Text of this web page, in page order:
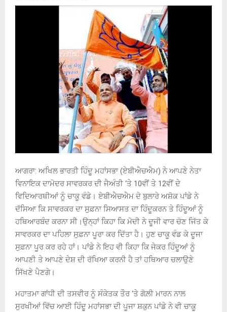
ਆਗਰਾ: ਅਖਿਲ ਭਾਰਤੀ ਹਿੰਦੂ ਮਹਾਂਸਭਾ (ਏਬੀਐਚਐਮ) ਨੇ ਆਪਣੇ ਨੇਤਾ
ਵਿਨਾਇਕ ਦਾਮੋਦਰ ਸਾਵਰਕਰ ਦੀ ਜੈਅੰਤੀ ‘ਤੇ 10ਵੀਂ ਤੇ 12ਵੀਂ ਦੇ
ਵਿਦਿਆਰਥੀਆਂ ਨੂੰ ਚਾਕੂ ਵੰਡੇ। ਏਬੀਐਚਐਮ ਦੇ ਬੁਲਾਰੇ ਅਸ਼ੋਕ ਪਾਂਡੇ ਨੇ
ਦੱਸਿਆ ਕਿ ਸਾਵਰਕਰ ਦਾ ਸੁਫ਼ਨਾ ਸਿਆਸਤ ਦਾ ਹਿੰਦੂਕਰਨ ਤੇ ਹਿੰਦੂਆਂ ਨੂੰ
ਹਥਿਆਰਬੰਦ ਕਰਨਾ ਸੀ।ਉਨ੍ਹਾਂ ਕਿਹਾ ਕਿ ਮੋਦੀ ਨੇ ਦੂਜੀ ਵਾਰ ਚੋਣ ਜਿੱਤ ਕੇ
ਸਾਵਰਕਰ ਦਾ ਪਹਿਲਾ ਸੁਫ਼ਨਾ ਪੂਰਾ ਕਰ ਦਿੱਤਾ ਹੈ। ਹੁਣ ਚਾਕੂ ਵੰਡ ਕੇ ਦੂਜਾ
ਸੁਫ਼ਨਾ ਪੂਰ ਕਰ ਰਹੇ ਹਾਂ। ਪਾਂਡੇ ਨੇ ਇਹ ਵੀ ਕਿਹਾ ਕਿ ਜੇਕਰ ਹਿੰਦੂਆਂ ਨੂੰ
ਆਪਣੀ ਤੇ ਆਪਣੇ ਦੇਸ਼ ਦੀ ਰੱਖਿਆ ਕਰਨੀ ਹੈ ਤਾਂ ਹਥਿਆਰ ਚਲਾਉਣੇ
ਸਿੱਖਣੇ ਪੈਣਗੇ।
ਮਹਾਤਮਾ ਗਾਂਧੀ ਦੀ ਤਸਵੀਰ ਨੂੰ ਸੰਕੇਤਕ ਤੌਰ ‘ਤੇ ਗੋਲ਼ੀ ਮਾਰਨ ਨਾਲ
ਸੁਰਖੀਆਂ ਵਿੱਚ ਆਈ ਹਿੰਦੂ ਮਹਾਂਸਭਾ ਦੀ ਪੂਜਾ ਸ਼ਕੁਨ ਪਾਂਡੇ ਨੇ ਵੀ ਚਾਕੂ